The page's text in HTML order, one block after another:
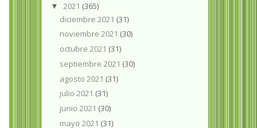
▼ 2021 (365)
diciembre 2021 (31)
noviembre 2021 (30)
octubre 2021 (31)
septiembre 2021 (30)
agosto 2021 (31)
julio 2021 (31)
junio 2021 (30)
mayo 2021 (31)